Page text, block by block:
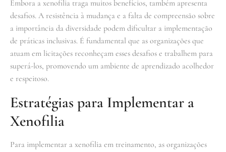
Embora a xenofilia traga muitos benefícios, também apresenta
desafios. A resistência à mudança e a falta de compreensão sobre
a importância da diversidade podem dificultar a implementação
de práticas inclusivas. É fundamental que as organizações que
atuam em licitações reconheçam esses desafios e trabalhem para
superá-los, promovendo um ambiente de aprendizado acolhedor
e respeitoso.
Estratégias para Implementar a
Xenofilia
Para implementar a xenofilia em treinamento, as organizações